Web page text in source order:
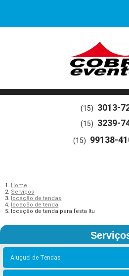
(15) 3013-
(15) 3239-
(15) 99138-
Home
Serviços
locação de tendas
locação de tenda
locação de tenda para festa Itu
Aluguel de Tendas